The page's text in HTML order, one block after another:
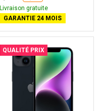
Livraison gratuite
GARANTIE 24 MOIS
QUALITÉ PRIX